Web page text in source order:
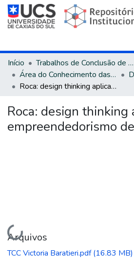
Início
Trabalhos de Conclusão de Curso
Área do Conhecimento das Ciências Sociais Aplicadas
Roca: design thinking aplicado ao empreendedorismo de moda
Roca: design thinking
empreendedorismo
Carregando...
Arquivos
TCC Victoria Baratieri.pdf(16.83 MB)